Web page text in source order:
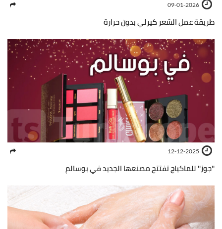
09-01-2026
طريقة عمل الشعر كيرلي بدون حرارة
12-12-2025
''جوز'' للماكياج تفتتح مصنعها الجديد في بوسالم